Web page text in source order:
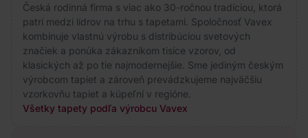
Česká rodinná firma s viac ako 30-ročnou tradíciou, ktorá
patrí medzi lídrov na trhu s tapetami. Spoločnosť Vavex
kombinuje vlastnú výrobu s distribúciou svetových
značiek a ponúka zákazníkom tisíce vzorov, od
klasických až po tie najmodernejšie. Sme jediným českým
výrobcom tapiet a zároveň prevádzkujeme najväčšiu
vzorkovňu tapiet a kúpeľní v regióne.
Všetky tapety podľa výrobcu Vavex